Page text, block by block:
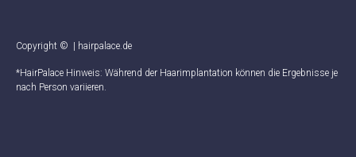
Copyright © | hairpalace.de
*HairPalace Hinweis: Während der Haarimplantation können die Ergebnisse je
nach Person variieren.